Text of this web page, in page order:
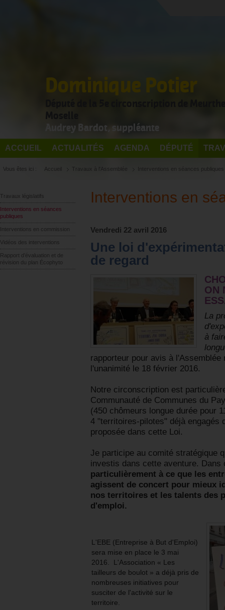
Dominique Potier
Audrey Bardot, suppléante
ACCUEIL ACTUALITÉS AGENDA DÉPUTÉ
Vous êtes ici : Accueil Travaux à l'Assemblée Interventions en séances publiques
Travaux législatifs
Interventions en séances
publiques
Interventions en commission
Vidéos des interventions
Rapport d’évaluation et de
révision du plan Écophyto
Interventions en
Vendredi 22 avril 2016
Une loi
de regard
ON
La
à
rapporteur pour avis à l'Assemblée
l'unanimité le 18 février 2016.
Notre circonscription est
Communauté de Communes du
(450 chômeurs longue durée pour
4 "territoires-pilotes" déjà engagés
proposée dans cette Loi.
Je participe au comité stratégique
investis dans cette aventure.
particulièrement à ce que les
agissent de concert pour mieux
nos territoires et les talents des
d'emploi.
L'EBE (Entreprise à But d'Emploi)
sera mise en place le 3 mai
2016. L'Association « Les
tailleurs de boulot » a déjà pris de
nombreuses initiatives pour
susciter de l'activité sur le
territoire.